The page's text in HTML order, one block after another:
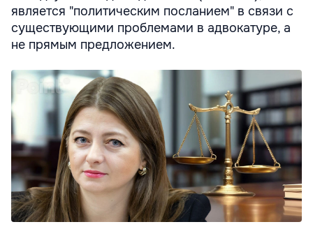
является "политическим посланием" в связи с
существующими проблемами в адвокатуре, а
не прямым предложением.